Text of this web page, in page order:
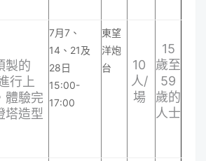
製的
行上
體驗完
塔造型
7月7、
14、21及
28日
15:00-
17:00
東望
洋炮
台
10
人/
場
15
歲至
59
歲的
人士